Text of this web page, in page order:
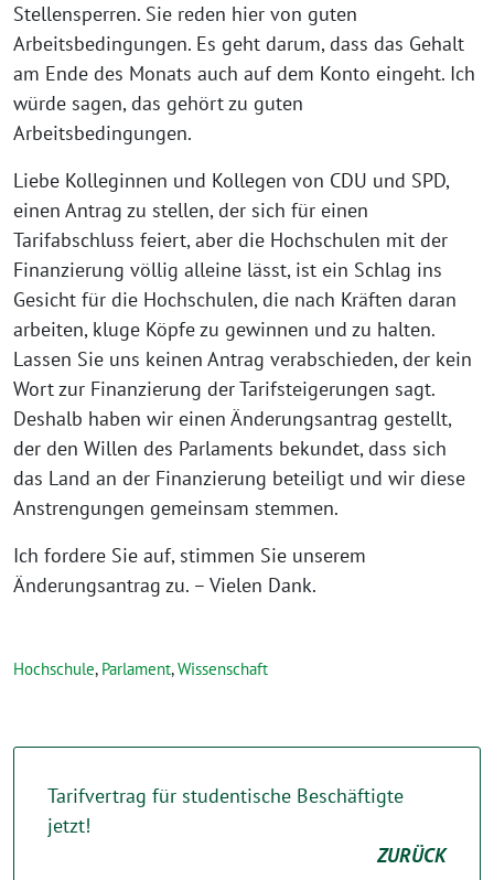
Stellensperren. Sie reden hier von guten
Arbeitsbedingungen. Es geht darum, dass das Gehalt
am Ende des Monats auch auf dem Konto eingeht. Ich
würde sagen, das gehört zu guten
Arbeitsbedingungen.
Liebe Kolleginnen und Kollegen von CDU und SPD,
einen Antrag zu stellen, der sich für einen
Tarifabschluss feiert, aber die Hochschulen mit der
Finanzierung völlig alleine lässt, ist ein Schlag ins
Gesicht für die Hochschulen, die nach Kräften daran
arbeiten, kluge Köpfe zu gewinnen und zu halten.
Lassen Sie uns keinen Antrag verabschieden, der kein
Wort zur Finanzierung der Tarifsteigerungen sagt.
Deshalb haben wir einen Änderungsantrag gestellt,
der den Willen des Parlaments bekundet, dass sich
das Land an der Finanzierung beteiligt und wir diese
Anstrengungen gemeinsam stemmen.
Ich fordere Sie auf, stimmen Sie unserem
Änderungsantrag zu. – Vielen Dank.
Hochschule, Parlament,Wissenschaft
Tarifvertrag für studentische Beschäftigte
jetzt!
ZURÜCK